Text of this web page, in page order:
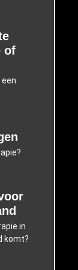
of
in
komt?